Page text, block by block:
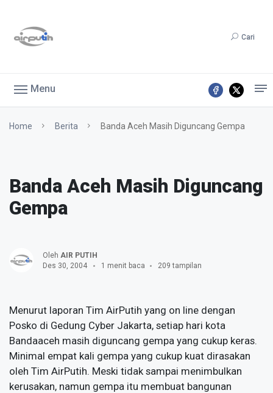
Cari
Menu
Home Berita Banda Aceh Masih Diguncang Gempa
Banda Aceh Masih Diguncang
Gempa
Oleh AIR PUTIH
Des 30, 2004
1 menit baca 209 tampilan
Menurut laporan Tim AirPutih yang on line dengan
Posko di Gedung Cyber Jakarta, setiap hari kota
Bandaaceh masih diguncang gempa yang cukup keras.
Minimal empat kali gempa yang cukup kuat dirasakan
oleh Tim AirPutih. Meski tidak sampai menimbulkan
kerusakan, namun gempa itu membuat bangunan